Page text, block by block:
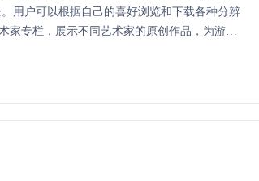
用户可以根据自己的喜好浏览和下载各种分辨
家专栏，展示不同艺术家的原创作品，为游戏